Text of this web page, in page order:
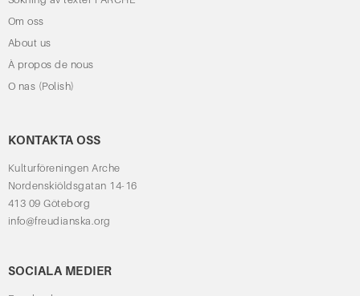
Om oss
About us
À propos de nous
O nas (Polish)
KONTAKTA OSS
Kulturföreningen Arche
Nordenskiöldsgatan 14-16
413 09 Göteborg
info@freudianska.org
SOCIALA MEDIER